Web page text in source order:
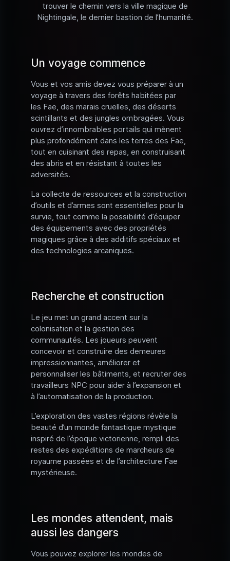
trouver le chemin vers la ville magique de
Nightingale, le dernier bastion de l’humanité.
Un voyage commence
Vous et vos amis devez vous préparer à un
voyage à travers des forêts habitées par
les Fae, des marais cruelles, des déserts
scintillants et des jungles ombragées. Vous
ouvrez d’innombrables portails qui mènent
plus profondément dans les terres des Fae,
tout en cuisinant des repas, en construisant
des abris et en résistant à toutes les
adversités.
La collecte de ressources et la construction
d’outils et d’armes sont essentielles pour la
survie, tout comme la possibilité d’équiper
des équipements avec des propriétés
magiques grâce à des additifs spéciaux et
des technologies arcaniques.
Recherche et construction
Le jeu met un grand accent sur la
colonisation et la gestion des
communautés. Les joueurs peuvent
concevoir et construire des demeures
impressionnantes, améliorer et
personnaliser les bâtiments, et recruter des
travailleurs NPC pour aider à l’expansion et
à l’automatisation de la production.
L’exploration des vastes régions révèle la
beauté d’un monde fantastique mystique
inspiré de l’époque victorienne, rempli des
restes des expéditions de marcheurs de
royaume passées et de l’architecture Fae
mystérieuse.
Les mondes attendent, mais
aussi les dangers
Vous pouvez explorer les mondes de